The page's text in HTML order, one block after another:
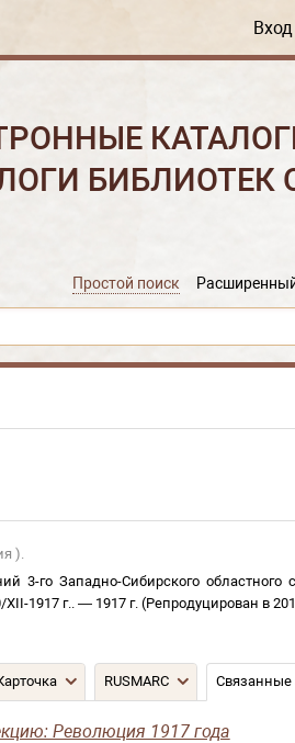
Вход
БИБЛИОТЕК
Простой поиск
).
3-го Западно-Сибирского областного
XII-1917 г.. —1917 г. (Репродуцирован в
RUSMARC Связанные
Революция 1917 года